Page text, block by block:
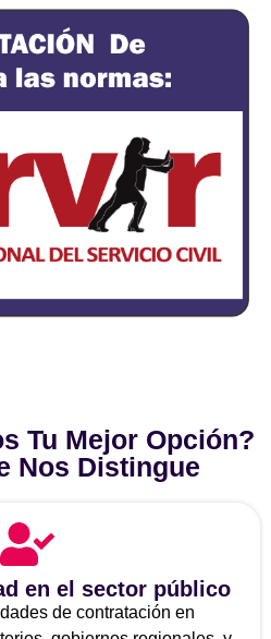
Tu Mejor Opción?
Nos Distingue
en el sector público
de contratación en